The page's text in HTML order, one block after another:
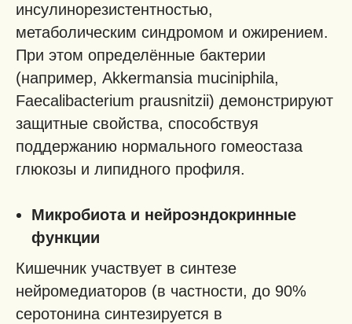
инсулинорезистентностью,
метаболическим синдромом и ожирением.
При этом определённые бактерии
(например, Akkermansia muciniphila,
Faecalibacterium prausnitzii) демонстрируют
защитные свойства, способствуя
поддержанию нормального гомеостаза
глюкозы и липидного профиля.
Микробиота и нейроэндокринные
функции
Кишечник участвует в синтезе
нейромедиаторов (в частности, до 90%
серотонина синтезируется в